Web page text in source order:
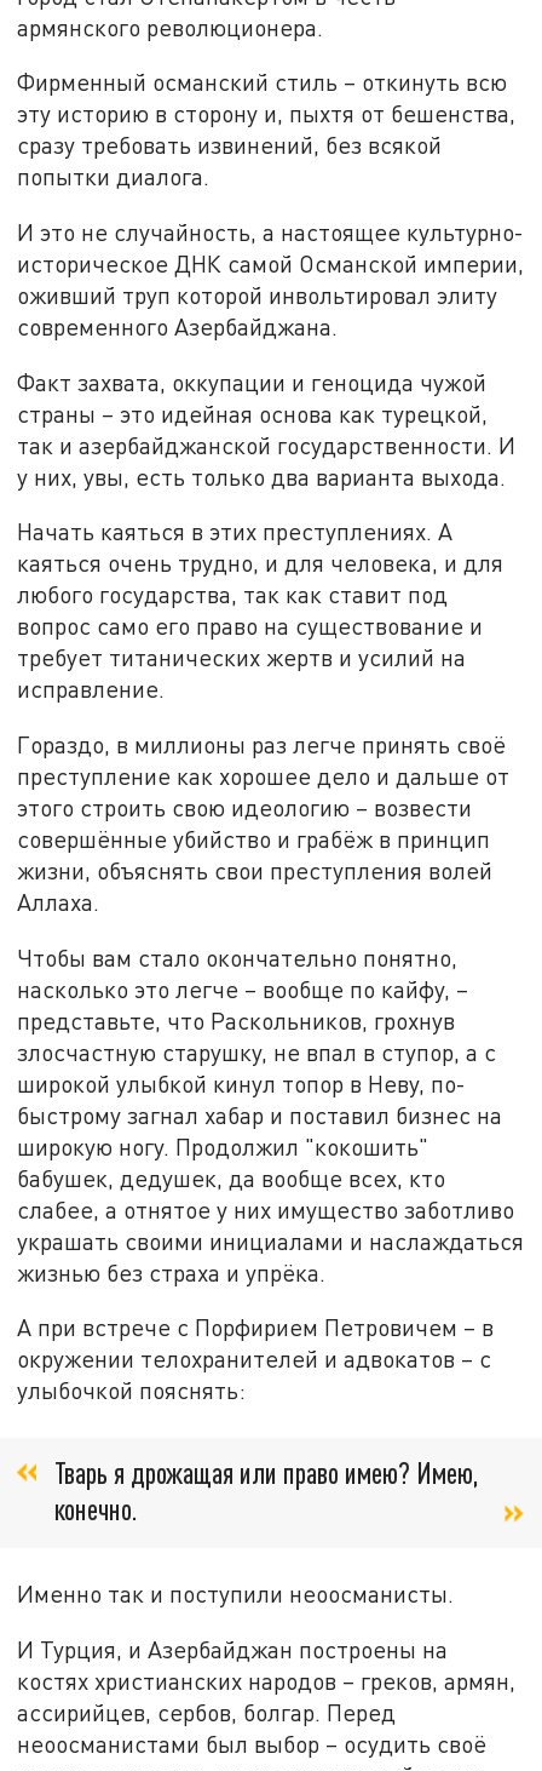
армянского революционера.
Фирменный османский стиль – откинуть всю
эту историю в сторону и, пыхтя от бешенства,
сразу требовать извинений, без всякой
попытки диалога.
И это не случайность, а настоящее культурно-
историческое ДНК самой Османской империи,
оживший труп которой инвольтировал элиту
современного Азербайджана.
Факт захвата, оккупации и геноцида чужой
страны – это идейная основа как турецкой,
так и азербайджанской государственности. И
у них, увы, есть только два варианта выхода.
Начать каяться в этих преступлениях. А
каяться очень трудно, и для человека, и для
любого государства, так как ставит под
вопрос само его право на существование и
требует титанических жертв и усилий на
исправление.
Гораздо, в миллионы раз легче принять своё
преступление как хорошее дело и дальше от
этого строить свою идеологию – возвести
совершённые убийство и грабёж в принцип
жизни, объяснять свои преступления волей
Аллаха.
Чтобы вам стало окончательно понятно,
насколько это легче – вообще по кайфу, –
представьте, что Раскольников, грохнув
злосчастную старушку, не впал в ступор, а с
широкой улыбкой кинул топор в Неву, по-
быстрому загнал хабар и поставил бизнес на
широкую ногу. Продолжил "кокошить"
бабушек, дедушек, да вообще всех, кто
слабее, а отнятое у них имущество заботливо
украшать своими инициалами и наслаждаться
жизнью без страха и упрёка.
А при встрече с Порфирием Петровичем – в
окружении телохранителей и адвокатов – с
улыбочкой пояснять:
Тварь я дрожащая или право имею? Имею,
конечно.
Именно так и поступили неоосманисты.
И Турция, и Азербайджан построены на
костях христианских народов – греков, армян,
ассирийцев, сербов, болгар. Перед
неоосманистами был выбор – осудить своё